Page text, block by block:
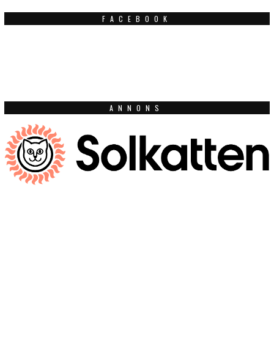
FACEBOOK
ANNONS